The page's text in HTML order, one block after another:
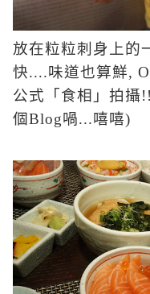
放在粒粒刺身上的
快....味道也算鮮,
公式「食相」拍攝!!
個Blog喎...嘻嘻)